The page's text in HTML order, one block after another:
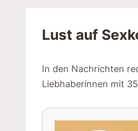
Lust auf
In den Nachrichten
Liebhaberinnen mit